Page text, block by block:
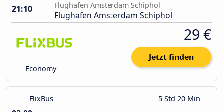
21:10
Flughafen Amsterdam Schiphol
Flughafen Amsterdam Schiphol
Economy
29 €
Jetzt finden
FlixBus 5 Std 20 Min